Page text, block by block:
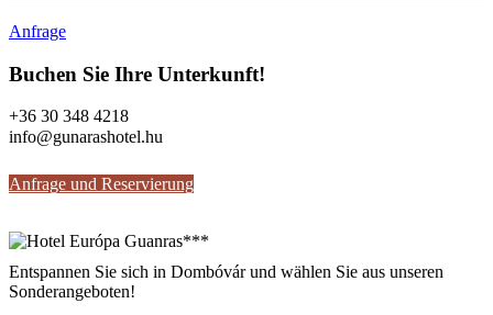
Anfrage
Buchen Sie Ihre Unterkunft!
+36 30 348 4218
info@gunarashotel.hu
Anfrage und Reservierung
Entspannen Sie sich in Dombóvár und wählen Sie aus unseren
Sonderangeboten!